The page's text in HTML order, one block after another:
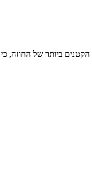
ביותר של החוזה, כי